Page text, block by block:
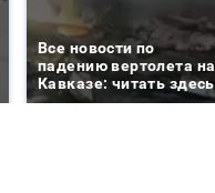
Все новости по
падению вертолета на
Кавказе: читать здесь